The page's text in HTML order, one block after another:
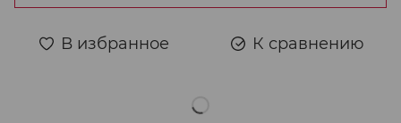
В избранное К сравнению